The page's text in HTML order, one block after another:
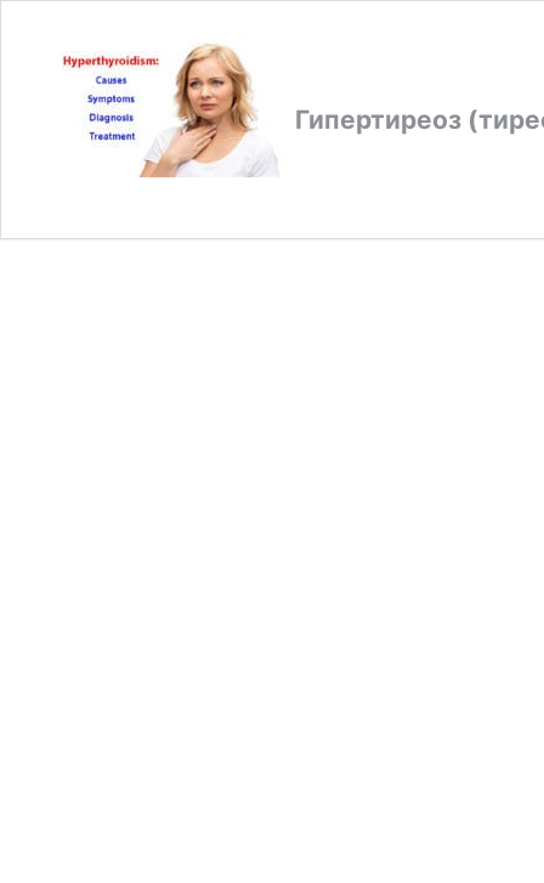
Гипертиреоз